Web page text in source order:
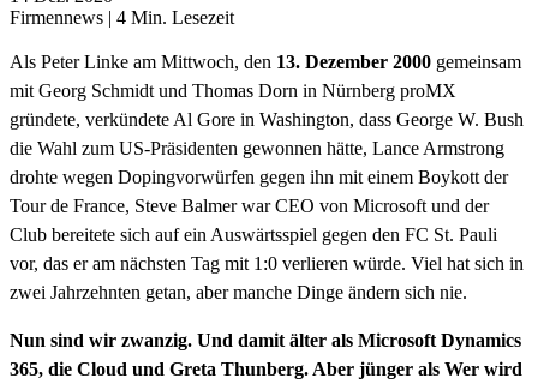
Firmennews | 4 Min. Lesezeit
Als Peter Linke am Mittwoch, den 13. Dezember 2000 gemeinsam
mit Georg Schmidt und Thomas Dorn in Nürnberg proMX
gründete, verkündete Al Gore in Washington, dass George W. Bush
die Wahl zum US-Präsidenten gewonnen hätte, Lance Armstrong
drohte wegen Dopingvorwürfen gegen ihn mit einem Boykott der
Tour de France, Steve Balmer war CEO von Microsoft und der
Club bereitete sich auf ein Auswärtsspiel gegen den FC St. Pauli
vor, das er am nächsten Tag mit 1:0 verlieren würde. Viel hat sich in
zwei Jahrzehnten getan, aber manche Dinge ändern sich nie.
Nun sind wir zwanzig. Und damit älter als Microsoft Dynamics
365, die Cloud und Greta Thunberg. Aber jünger als Wer wird